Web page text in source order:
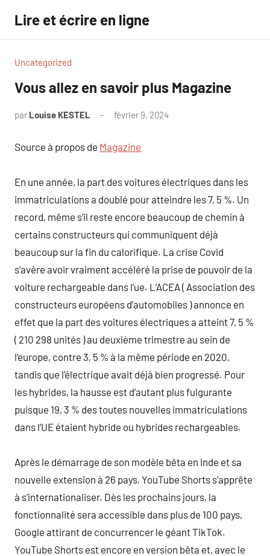
contenu
Lire et écrire en ligne
Uncategorized
Vous allez en savoir plus Magazine
par Louise KESTEL février 9, 2024
Source à propos de Magazine
En une année, la part des voitures électriques dans les
immatriculations a doublé pour atteindre les 7, 5 %. Un
record, même s’il reste encore beaucoup de chemin à
certains constructeurs qui communiquent déjà
beaucoup sur la fin du calorifique. La crise Covid
s’avère avoir vraiment accéléré la prise de pouvoir de la
voiture rechargeable dans l’ue. L’ACEA ( Association des
constructeurs européens d’automobiles ) annonce en
effet que la part des voitures électriques a atteint 7, 5 %
( 210 298 unités ) au deuxième trimestre au sein de
l’europe, contre 3, 5 % à la même période en 2020,
tandis que l’électrique avait déjà bien progressé. Pour
les hybrides, la hausse est d’autant plus fulgurante
puisque 19, 3 % des toutes nouvelles immatriculations
dans l’UE étaient hybride ou hybrides rechargeables.
Après le démarrage de son modèle bêta en Inde et sa
nouvelle extension à 26 pays, YouTube Shorts s’apprête
à s’internationaliser. Dès les prochains jours, la
fonctionnalité sera accessible dans plus de 100 pays,
Google attirant de concurrencer le géant TikTok.
YouTube Shorts est encore en version bêta et, avec le